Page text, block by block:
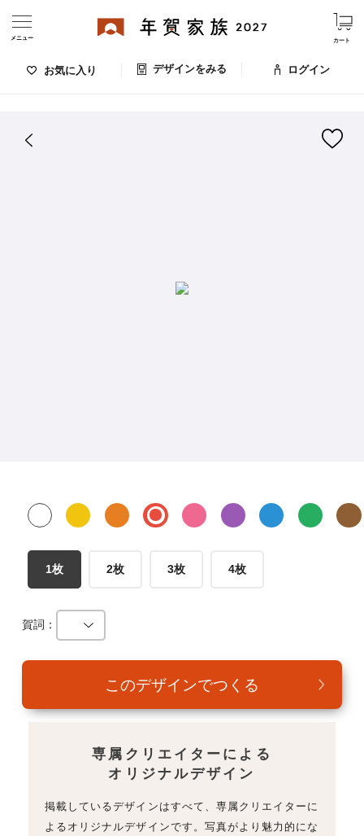
お気に入り デザインをみる
カート
ログイン
メニュー
デザインをみる
お問い合わせ
1枚 2枚 3枚 4枚
賀詞：
専属クリエイターによる
オリジナルデザイン
掲載しているデザインはすべて、専属クリエイターに
よるオリジナルデザインです。写真がより魅力的にな